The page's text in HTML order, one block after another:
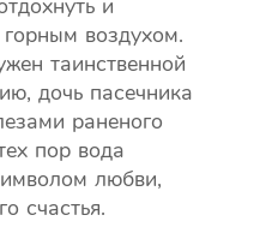
и
воздухом.
таинственной
дочь пасечника
раненого
пор вода
любви,
счастья.